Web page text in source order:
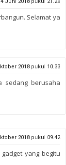
Selamat ya
2018 pukul 10.33
sedang berusaha
2018 pukul 09.42
yang begitu